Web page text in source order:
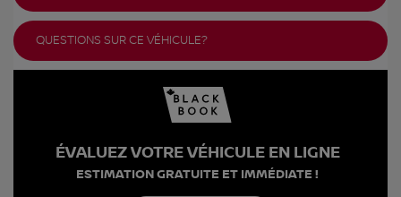
QUESTIONS SUR CE VÉHICULE?
ÉVALUEZ VOTRE VÉHICULE EN LIGNE
ESTIMATION GRATUITE ET IMMÉDIATE !